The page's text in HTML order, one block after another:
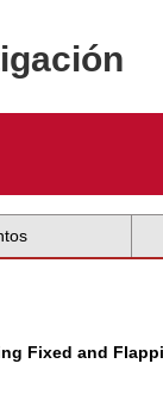
Fixed and